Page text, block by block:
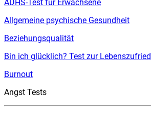
ADHS-Test für Erwachsene
Allgemeine psychische Gesundheit
Beziehungsqualität
Bin ich glücklich? Test zur
Burnout
Angst Tests